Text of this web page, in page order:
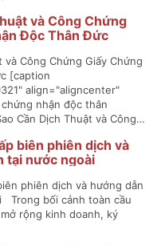
và Công Chứng
Độc Thân Đức
và Công Chứng Giấy Chứng
[caption
align="aligncenter"
nhận độc thân
Cần Dịch Thuật và Công…
biên phiên dịch và
tại nước ngoài
phiên dịch và hướng dẫn
Trong bối cảnh toàn cầu
rộng kinh doanh, ký